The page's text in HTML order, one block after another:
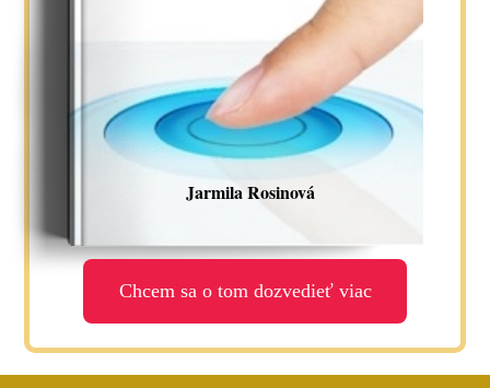
Jarmila Rosinová
Chcem sa o tom dozvedieť viac